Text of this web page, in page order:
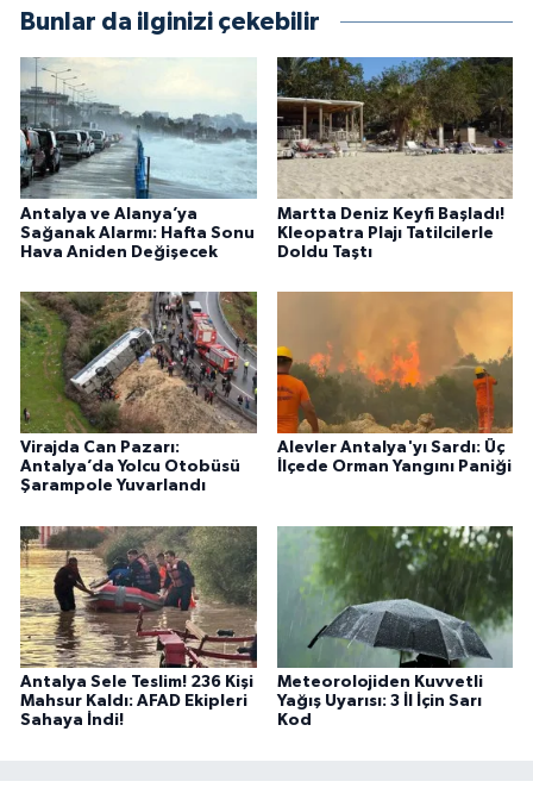
Bunlar da ilginizi çekebilir
Antalya ve Alanya’ya
Sağanak Alarmı: Hafta Sonu
Hava Aniden Değişecek
Martta Deniz Keyfi Başladı!
Kleopatra Plajı Tatilcilerle
Doldu Taştı
Virajda Can Pazarı:
Antalya’da Yolcu Otobüsü
Şarampole Yuvarlandı
Alevler Antalya'yı Sardı: Üç
İlçede Orman Yangını Paniği
Antalya Sele Teslim! 236 Kişi
Mahsur Kaldı: AFAD Ekipleri
Sahaya İndi!
Meteorolojiden Kuvvetli
Yağış Uyarısı: 3 İl İçin Sarı
Kod